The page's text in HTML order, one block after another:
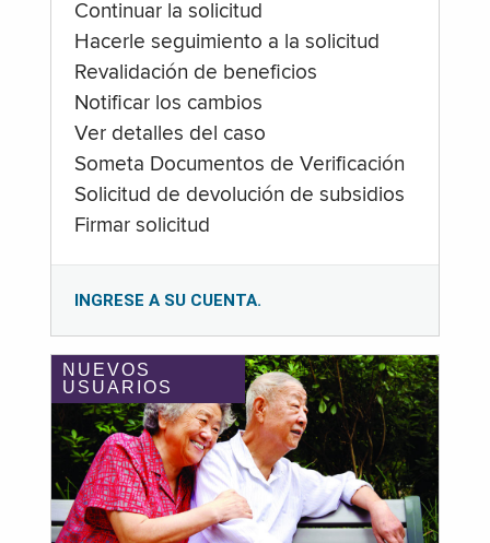
Continuar la solicitud
Hacerle seguimiento a la solicitud
Revalidación de beneficios
Notificar los cambios
Ver detalles del caso
Someta Documentos de Verificación
Solicitud de devolución de subsidios
Firmar solicitud
INGRESE A SU CUENTA.
NUEVOS
USUARIOS